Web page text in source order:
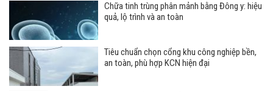
Chữa tinh trùng phân mảnh bằng Đông y: hiệu
quả, lộ trình và an toàn
Tiêu chuẩn chọn cổng khu công nghiệp bền,
an toàn, phù hợp KCN hiện đại